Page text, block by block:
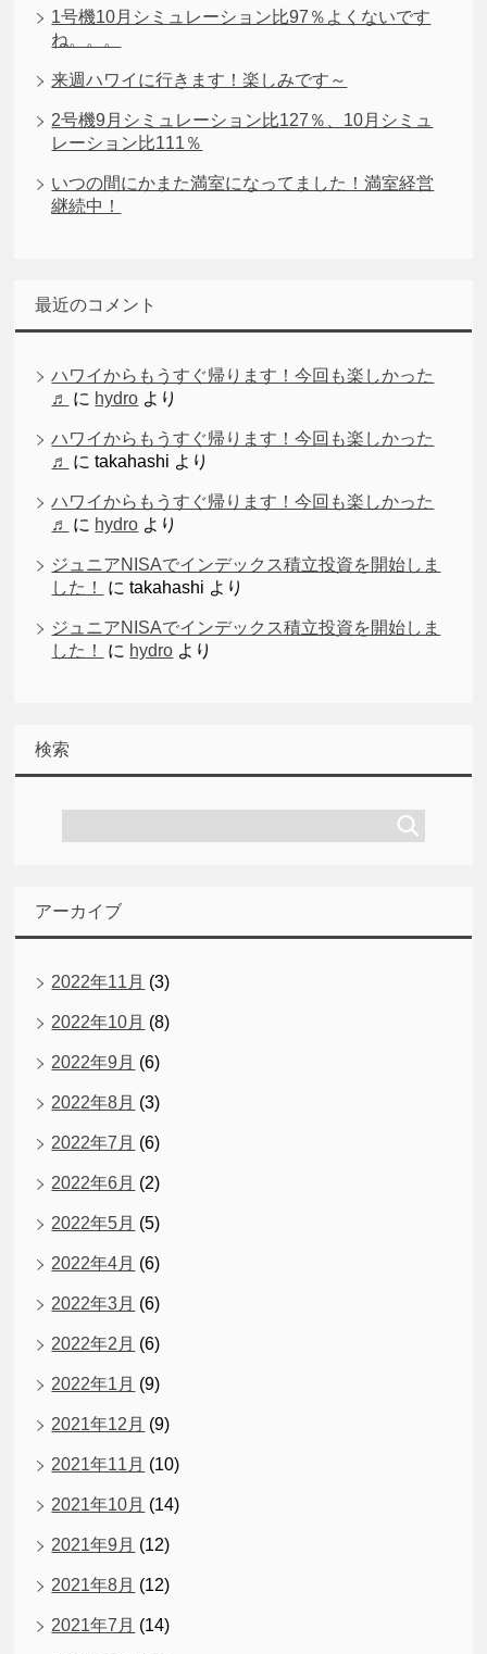
1号機10月シミュレーション比97％よくないです
ね。。。
来週ハワイに行きます！楽しみです～
2号機9月シミュレーション比127％、10月シミュ
レーション比111％
いつの間にかまた満室になってました！満室経営
継続中！
最近のコメント
ハワイからもうすぐ帰ります！今回も楽しかった
♬
に hydro より
ハワイからもうすぐ帰ります！今回も楽しかった
♬
にtakahashi より
ハワイからもうすぐ帰ります！今回も楽しかった
♬
に hydro より
ジュニアNISAでインデックス積立投資を開始しま
した！
にtakahashi より
ジュニアNISAでインデックス積立投資を開始しま
した！
に hydro より
検索
アーカイブ
2022年11月 (3)
2022年10月 (8)
2022年9月 (6)
2022年8月 (3)
2022年7月 (6)
2022年6月 (2)
2022年5月 (5)
2022年4月 (6)
2022年3月 (6)
2022年2月 (6)
2022年1月 (9)
2021年12月 (9)
2021年11月 (10)
2021年10月 (14)
2021年9月 (12)
2021年8月 (12)
2021年7月 (14)